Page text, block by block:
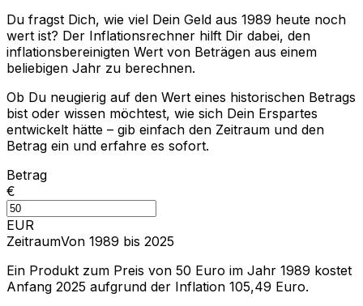
Du fragst Dich, wie viel Dein Geld aus 1989 heute noch
wert ist? Der Inflationsrechner hilft Dir dabei, den
inflationsbereinigten Wert von Beträgen aus einem
beliebigen Jahr zu berechnen.
Ob Du neugierig auf den Wert eines historischen Betrags
bist oder wissen möchtest, wie sich Dein Erspartes
entwickelt hätte – gib einfach den Zeitraum und den
Betrag ein und erfahre es sofort.
Betrag
€
EUR
ZeitraumVon 1989 bis 2025
Ein Produkt zum Preis von 50 Euro im Jahr 1989 kostet
Anfang 2025 aufgrund der Inflation 105,49 Euro.